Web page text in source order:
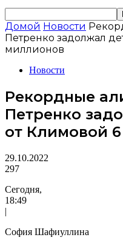
Домой Новости
Петренко задолжал
миллионов
Новости
Рекордные
Петренко
от Климовой
29.10.2022
297
Сегодня,
18:49
|
София Шафиуллина